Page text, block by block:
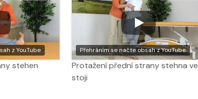
z YouTube
stehen
Přehráním se načte obsah z YouTube
Protažení přední strany stehna ve
stoji